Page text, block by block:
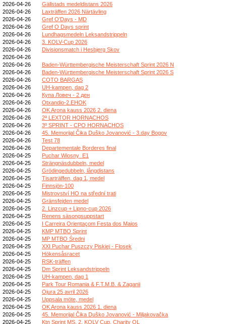
2026-04-26
Gällstads medeldistans 2026
2026-04-26
Laxträffen 2026 Närtävling
2026-04-26
Gref O'Days - MD
2026-04-26
Gref O Days sprint
2026-04-26
Lundhagsmedeln Leksandstrippeln
2026-04-26
3. KOLV-Cup 2026
2026-04-26
Divisionsmatch i Hesbjerg Skov
2026-04-26
2026-04-26
Baden-Württembergische Meisterschaft Sprint 2026 N
2026-04-26
Baden-Württembergische Meisterschaft Sprint 2026 S
2026-04-26
COTO BARGAS
2026-04-26
UH-kampen, dag 2
2026-04-26
Купа Ловеч - 2 ден
2026-04-26
Otxandio-2.EHOK
2026-04-26
OK Arona kauss 2026 2. diena
2026-04-26
2ª LEXTOR HORNACHOS
2026-04-26
3º SPRINT - CPO HORNACHOS
2026-04-26
45. Memorijal Čika Duško Jovanović - 3.day Bogov
2026-04-26
Test 78
2026-04-26
Departementale Borderes final
2026-04-25
Puchar Wiosny_E1
2026-04-25
Strängnäsdubbeln, medel
2026-04-25
Grödingedubbeln, långdistans
2026-04-25
Tisarträffen, dag 1, medel
2026-04-25
Finnsjön-100
2026-04-25
Mistrovství HO na střední trati
2026-04-25
Gränsfejden medel
2026-04-25
2. Linzcup + Lipno-cup 2026
2026-04-25
Renens säsongsuppstart
2026-04-25
I Carreira Orientaçom Festa dos Maios
2026-04-25
KMP MTBO Sprint
2026-04-25
MP MTBO Średni
2026-04-25
XXI Puchar Puszczy Piskiej - Flosek
2026-04-25
Hökensåsracet
2026-04-25
RSK-träffen
2026-04-25
Dm Sprint Leksandstrippeln
2026-04-25
UH-kampen, dag 1
2026-04-25
Park Tour Romania & F.T.M.B. & Zaganii
2026-04-25
Ojura 25 avril 2026
2026-04-25
Uppsala möte, medel
2026-04-25
OK Arona kauss 2026 1. diena
2026-04-25
45. Memorijal Čika Duško Jovanović - Miljakovačka
2026-04-25
Ktn Sprint MS, 2. KOLV Cup, Charity OL